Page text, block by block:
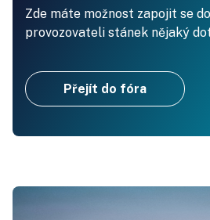
Zde máte možnost zapojit se
provozovateli stánek nějaký
Přejít do fóra